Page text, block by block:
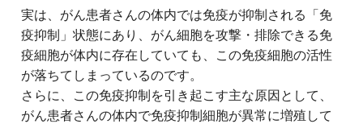
実は、がん患者さんの体内では免疫が抑制される「免
疫抑制」状態にあり、がん細胞を攻撃・排除できる免
疫細胞が体内に存在していても、この免疫細胞の活性
が落ちてしまっているのです。
さらに、この免疫抑制を引き起こす主な原因として、
がん患者さんの体内で免疫抑制細胞が異常に増殖して